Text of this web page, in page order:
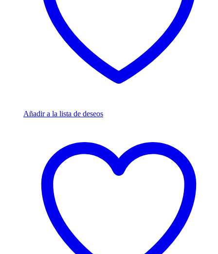
Añadir a la lista de deseos